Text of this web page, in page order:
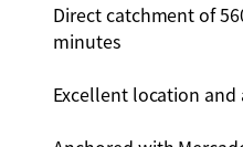
Direct catchment of
minutes
Excellent location and